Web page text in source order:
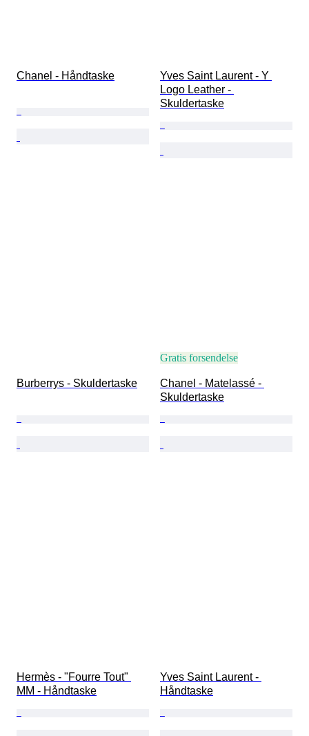
Chanel - Håndtaske
Yves Saint Laurent - Y
Logo Leather -
Skuldertaske
Burberrys - Skuldertaske
Gratis forsendelse
Chanel - Matelassé -
Skuldertaske
Hermès - "Fourre Tout"
MM - Håndtaske
Yves Saint Laurent -
Håndtaske